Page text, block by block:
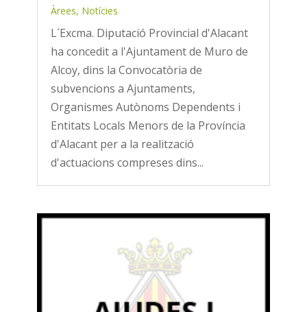
Àrees, Notícies
L´Excma. Diputació Provincial d'Alacant
ha concedit a l'Ajuntament de Muro de
Alcoy, dins la Convocatòria de
subvencions a Ajuntaments,
Organismes Autònoms Dependents i
Entitats Locals Menors de la Província
d'Alacant per a la realització
d'actuacions compreses dins...